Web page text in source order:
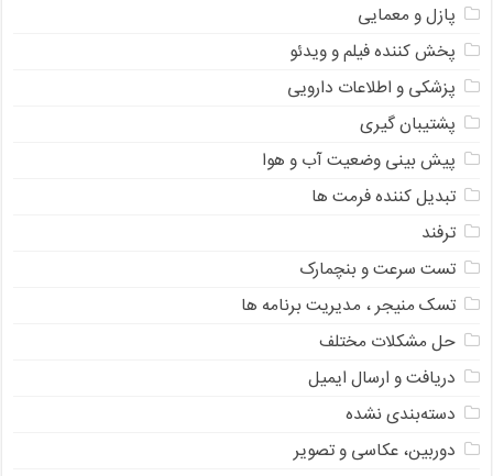
پازل و معمایی
پخش کننده فیلم و ویدئو
پزشکی و اطلاعات دارویی
پشتیبان گیری
پیش بینی وضعیت آب و هوا
تبدیل کننده فرمت ها
ترفند
تست سرعت و بنچمارک
تسک منیجر ، مدیریت برنامه ها
حل مشکلات مختلف
دریافت و ارسال ایمیل
دسته‌بندی نشده
دوربین، عکاسی و تصویر